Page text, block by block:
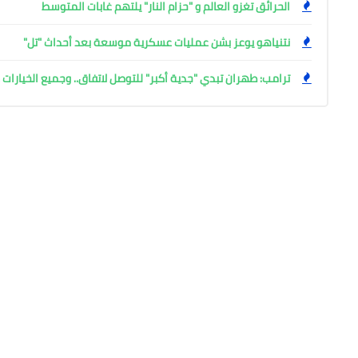
الحرائق تغزو العالم و "حزام النار" يلتهم غابات المتوسط
نتنياهو يوعز بشن عمليات عسكرية موسعة بعد أحداث "تل"
ترامب: طهران تبدي "جدية أكبر" للتوصل لاتفاق.. وجميع